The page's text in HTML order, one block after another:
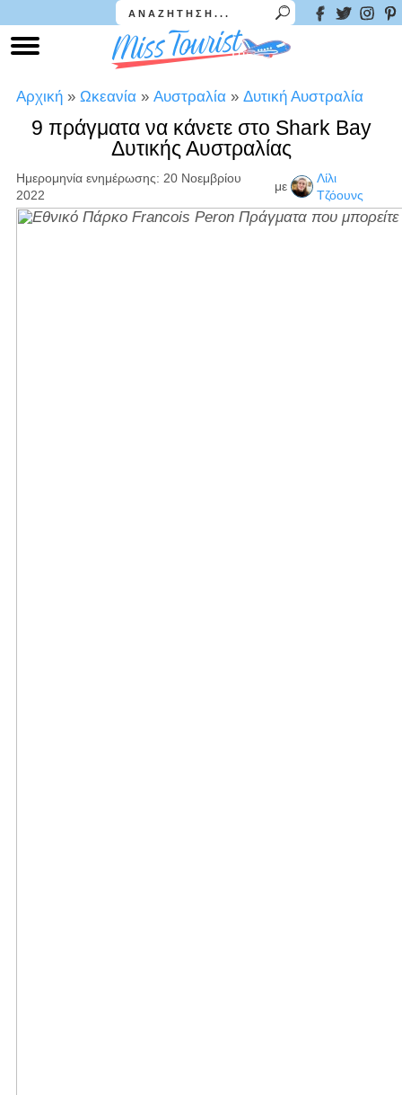
Αρχική » Ωκεανία » Αυστραλία » Δυτική Αυστραλία
9 πράγματα να κάνετε στο Shark Bay
Δυτικής Αυστραλίας
Ημερομηνία ενημέρωσης: 20 Νοεμβρίου
2022
με
Λίλι
Τζόουνς